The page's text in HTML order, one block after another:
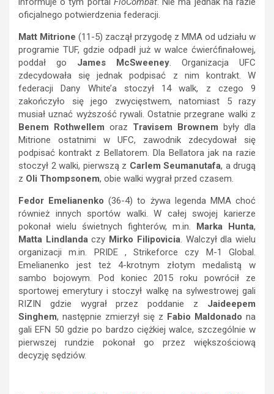
oficjalnego potwierdzenia federacji.
Matt Mitrione (11-5) zaczął przygodę z MMA od udziału w
programie TUF, gdzie odpadł już w walce ćwierćfinałowej,
poddał go James McSweeney. Organizacja UFC
zdecydowała się jednak podpisać z nim kontrakt. W
federacji Dany White’a stoczył 14 walk, z czego 9
zakończyło się jego zwycięstwem, natomiast 5 razy
musiał uznać wyższość rywali. Ostatnie przegrane walki z
Benem Rothwellem oraz Travisem Brownem były dla
Mitrione ostatnimi w UFC, zawodnik zdecydował się
podpisać kontrakt z Bellatorem. Dla Bellatora jak na razie
stoczył 2 walki, pierwszą z Carlem Seumanutafa, a drugą
z Oli Thompsonem, obie walki wygrał przed czasem.
Fedor Emelianenko (36-4) to żywa legenda MMA choć
również innych sportów walki. W całej swojej karierze
pokonał wielu świetnych fighterów, m.in. Marka Hunta,
Matta Lindlandaczy Mirko Filipovicia. Walczył dla wielu
organizacji m.in. PRIDE , Strikeforce czy M-1 Global.
Emelianenko jest też 4-krotnym złotym medalistą w
sambo bojowym. Pod koniec 2015 roku powrócił ze
sportowej emerytury i stoczył walkę na sylwestrowej gali
RIZIN gdzie wygrał przez poddanie z Jaideepem
Singhem, następnie zmierzył się z Fabio Maldonado na
gali EFN 50 gdzie po bardzo ciężkiej walce, szczególnie w
pierwszej rundzie pokonał go przez większościową
decyzję sędziów.